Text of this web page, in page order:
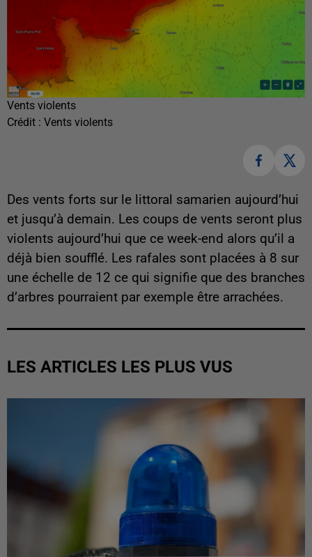
Vents violents
Crédit : Vents violents
Des vents forts sur le littoral samarien aujourd’hui
et jusqu’à demain. Les coups de vents seront plus
violents aujourd’hui que ce week-end alors qu’il a
déjà bien soufflé. Les rafales sont placées à 8 sur
une échelle de 12 ce qui signifie que des branches
d’arbres pourraient par exemple être arrachées.
LES ARTICLES LES PLUS VUS